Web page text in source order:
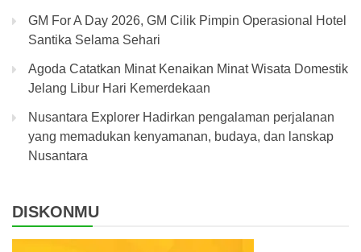
GM For A Day 2026, GM Cilik Pimpin Operasional Hotel
Santika Selama Sehari
Agoda Catatkan Minat Kenaikan Minat Wisata Domestik
Jelang Libur Hari Kemerdekaan
Nusantara Explorer Hadirkan pengalaman perjalanan
yang memadukan kenyamanan, budaya, dan lanskap
Nusantara
DISKONMU